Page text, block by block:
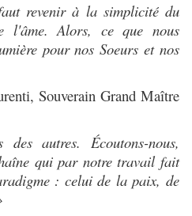
revenir à la simplicité du
l'âme. Alors, ce que nous
pour nos Soeurs et nos
Souverain Grand Maître
autres. Écoutons-nous,
qui par notre travail fait
: celui de la paix, de